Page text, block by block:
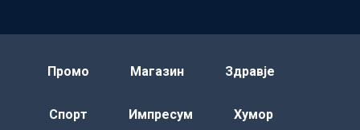
Промо Магазин Здравје
Спорт Импресум Хумор